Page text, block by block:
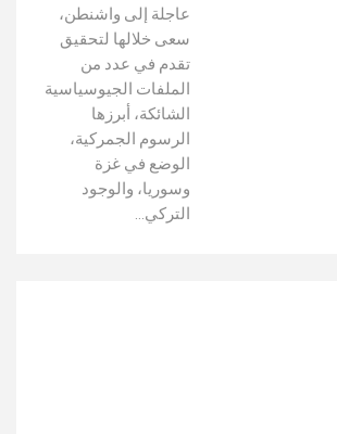
عاجلة إلى واشنطن،
سعى خلالها لتحقيق
تقدم في عدد من
الملفات الجيوسياسية
الشائكة، أبرزها
الرسوم الجمركية،
الوضع في غزة
وسوريا، والوجود
التركي…